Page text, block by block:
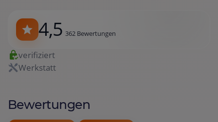
4,5 362 Bewertungen
verifiziert
Werkstatt
Bewertungen